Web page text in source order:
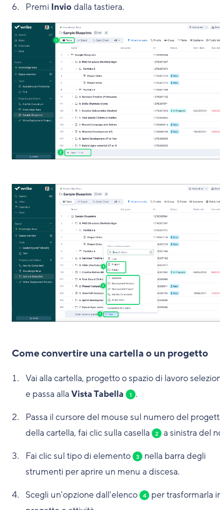
Premi Invio dalla tastiera.
Come convertire una cartella o un progetto
Vai alla cartella, progetto o spazio di lavoro
e passa alla Vista Tabella 1 .
Passa il cursore del mouse sul numero del
della cartella, fai clic sulla casella
2
a sinistra del
Fai clic sul tipo di elemento
3
nella barra degli
strumenti per aprire un menu a discesa.
Scegli un'opzione dall'elenco
4
per trasformarla